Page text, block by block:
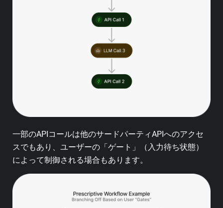
一部のAPIコールは他のサードパーティAPIへのアクセ
スでもあり、ユーザーの「ゲート」（入力待ち状態）
によって制御される場合もあります。